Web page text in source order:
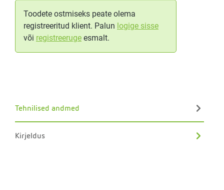
Toodete ostmiseks peate olema
registreeritud klient. Palun logige sisse
või registreeruge esmalt.
Tehnilised andmed
Kirjeldus